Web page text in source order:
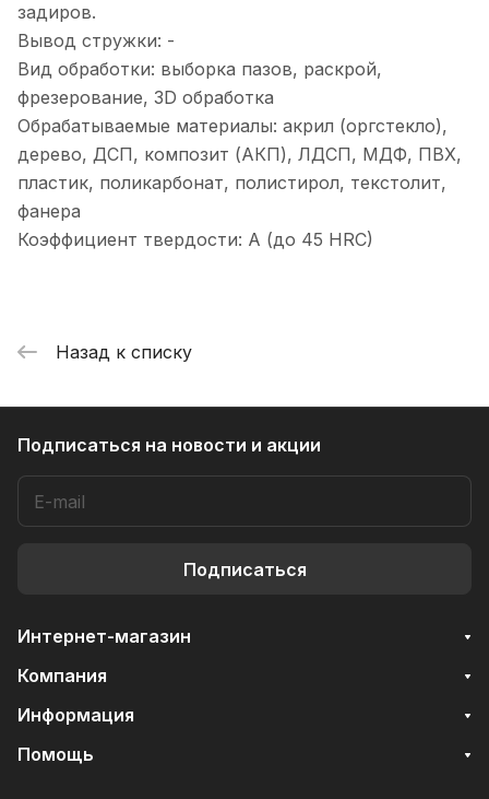
задиров.
Вывод стружки: -
Вид обработки: выборка пазов, раскрой,
фрезерование, 3D обработка
Обрабатываемые материалы: акрил (оргстекло),
дерево, ДСП, композит (АКП), ЛДСП, МДФ, ПВХ,
пластик, поликарбонат, полистирол, текстолит,
фанера
Коэффициент твердости: A (до 45 HRC)
Назад к списку
Подписаться на новости и акции
Подписаться
Интернет-магазин
Компания
Информация
Помощь